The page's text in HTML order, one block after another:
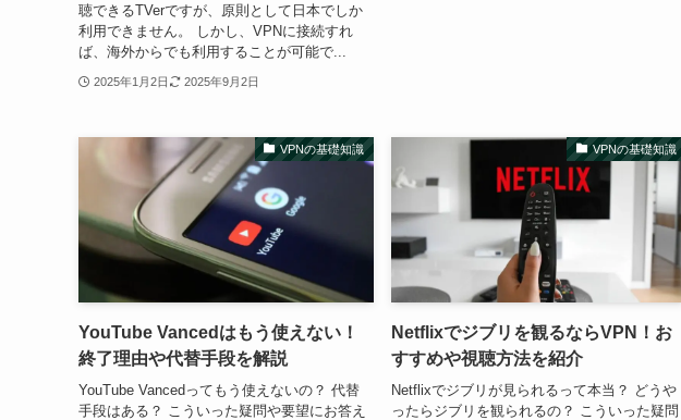
聴できるTVerですが、原則として日本でしか
利用できません。 しかし、VPNに接続すれ
ば、海外からでも利用することが可能で...
2025年1月2日 2025年9月2日
VPNの基礎知識
YouTube Vancedはもう使えない！
終了理由や代替手段を解説
YouTube Vancedってもう使えないの？ 代替
手段はある？ こういった疑問や要望にお答え
VPNの基礎知識
Netflixでジブリを観るならVPN！お
すすめや視聴方法を紹介
Netflixでジブリが見られるって本当？ どうや
ったらジブリを観られるの？ こういった疑問